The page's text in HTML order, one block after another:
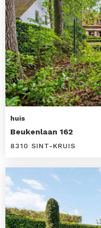
huis
Beukenlaan 162
8310 SINT-KRUIS